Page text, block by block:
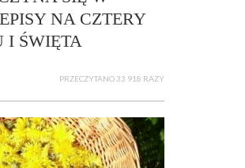
NA CZTERY
I ŚWIĘTA
PRZECZYTANO 33 918 RAZY